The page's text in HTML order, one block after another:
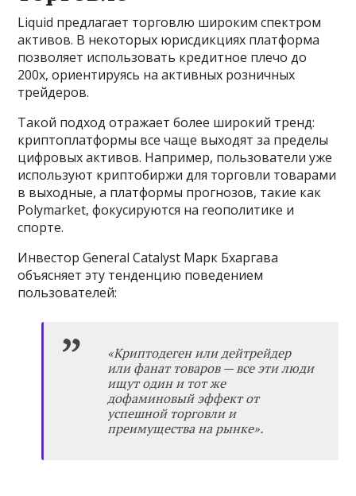
Liquid предлагает торговлю широким спектром
активов. В некоторых юрисдикциях платформа
позволяет использовать кредитное плечо до
200x, ориентируясь на активных розничных
трейдеров.
Такой подход отражает более широкий тренд:
криптоплатформы все чаще выходят за пределы
цифровых активов. Например, пользователи уже
используют криптобиржи для торговли товарами
в выходные, а платформы прогнозов, такие как
Polymarket, фокусируются на геополитике и
спорте.
Инвестор General Catalyst Марк Бхаргава
объясняет эту тенденцию поведением
пользователей:
«Криптодеген или дейтрейдер
или фанат товаров — все эти люди
ищут один и тот же
дофаминовый эффект от
успешной торговли и
преимущества на рынке».